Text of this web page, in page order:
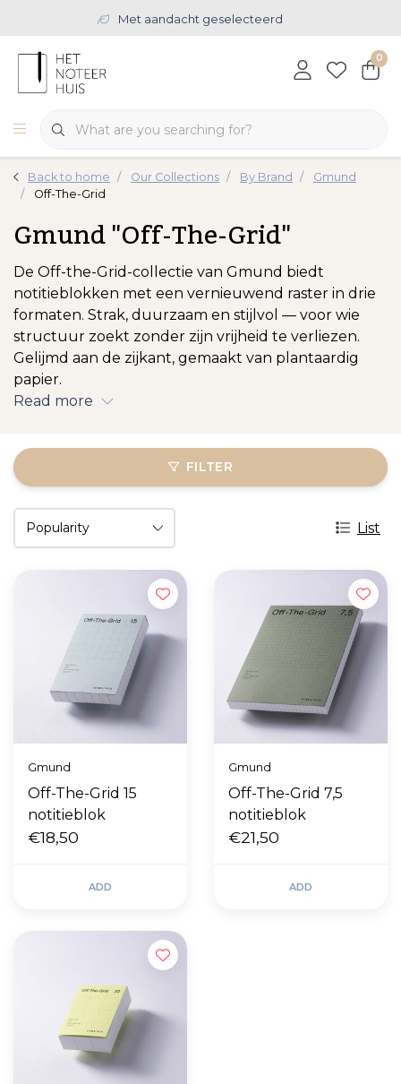
Met aandacht geselecteerd
0
Back to home Our Collections By Brand
Gmund
Off-The-Grid
Gmund "Off-The-Grid"
De Off-the-Grid-collectie van Gmund biedt
notitieblokken met een vernieuwend raster in drie
formaten. Strak, duurzaam en stijlvol — voor wie
structuur zoekt zonder zijn vrijheid te verliezen.
Gelijmd aan de zijkant, gemaakt van plantaardig
papier.
Read more
FILTER
List
Gmund
Off-The-Grid 15
notitieblok
€18,50
ADD
Gmund
Off-The-Grid 7,5
notitieblok
€21,50
ADD